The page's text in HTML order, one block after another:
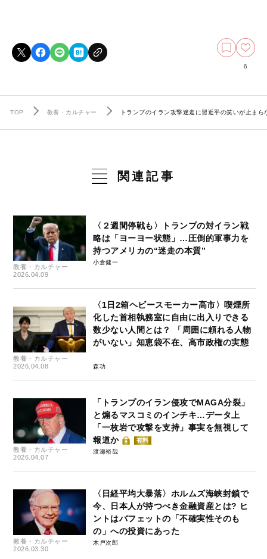
6
TOP 教養・カルチャー トランプのイラン攻撃迷走に習近平の笑いが止ま
関連記事
教養・カルチャー
2026.04.09
〈２週間停戦も〉トランプの対イラン戦
略は「ヨーヨー状態」…圧倒的軍事力を
持つアメリカの“迷走の本質”
小倉健一
教養・カルチャー
2026.04.08
〈1日2箱ヘビースモーカー高市〉喫煙所
化した首相執務室に自由に出入りできる
数少ない人間とは？ 「周囲に頼れる人物
がいない」知恵袋不在、高市政権の実態
森功
教養・カルチャー
2026.04.07
「トランプのイラン侵攻でMAGA分裂」
と煽るマスコミのインチキ…データ上
「一枚岩で攻撃を支持」事実を無視して
報道か
有料
渡瀬裕哉
教養・カルチャー
2026.03.30
〈日経平均大暴落〉ホルムズ海峡封鎖で
今、日本人が持つべき金融資産とは? ヒ
ントはバフェットの「不確実性そのも
の」への投資にあった
木戸次郎